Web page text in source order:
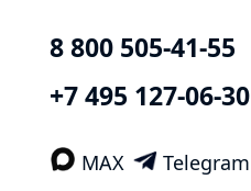
8 800 505-41-55
+7 495 127-06-30
MAX Telegram